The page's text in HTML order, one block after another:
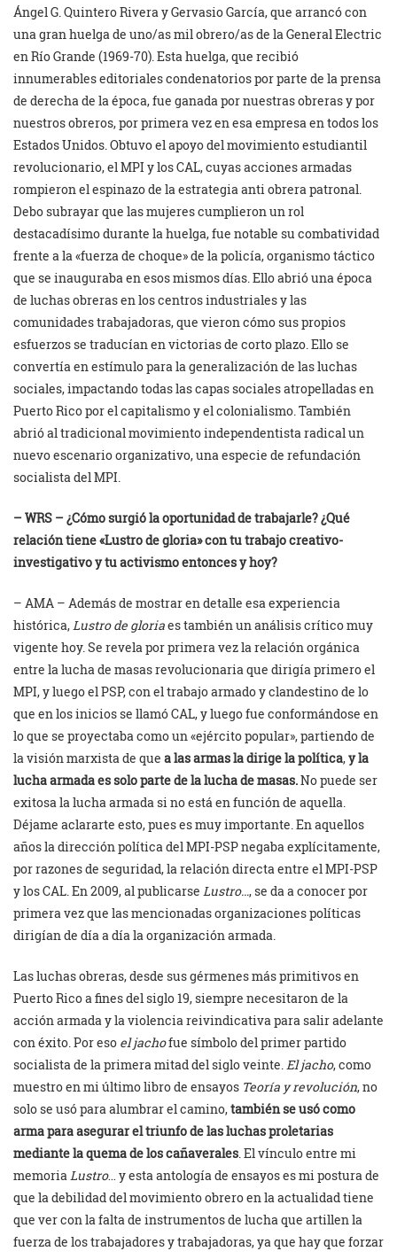
Ángel G. Quintero Rivera y Gervasio García, que arrancó con
una gran huelga de uno/as mil obrero/as de la General Electric
en Río Grande (1969-70). Esta huelga, que recibió
innumerables editoriales condenatorios por parte de la prensa
de derecha de la época, fue ganada por nuestras obreras y por
nuestros obreros, por primera vez en esa empresa en todos los
Estados Unidos. Obtuvo el apoyo del movimiento estudiantil
revolucionario, el MPI y los CAL, cuyas acciones armadas
rompieron el espinazo de la estrategia anti obrera patronal.
Debo subrayar que las mujeres cumplieron un rol
destacadísimo durante la huelga, fue notable su combatividad
frente a la «fuerza de choque» de la policía, organismo táctico
que se inauguraba en esos mismos días. Ello abrió una época
de luchas obreras en los centros industriales y las
comunidades trabajadoras, que vieron cómo sus propios
esfuerzos se traducían en victorias de corto plazo. Ello se
convertía en estímulo para la generalización de las luchas
sociales, impactando todas las capas sociales atropelladas en
Puerto Rico por el capitalismo y el colonialismo. También
abrió al tradicional movimiento independentista radical un
nuevo escenario organizativo, una especie de refundación
socialista del MPI.
– WRS – ¿Cómo surgió la oportunidad de trabajarle? ¿Qué
relación tiene «Lustro de gloria» con tu trabajo creativo-
investigativo y tu activismo entonces y hoy?
– AMA – Además de mostrar en detalle esa experiencia
histórica, Lustro de gloriaes también un análisis crítico muy
vigente hoy. Se revela por primera vez la relación orgánica
entre la lucha de masas revolucionaria que dirigía primero el
MPI, y luego el PSP, con el trabajo armado y clandestino de lo
que en los inicios se llamó CAL, y luego fue conformándose en
lo que se proyectaba como un «ejército popular», partiendo de
la visión marxista de que a las armas la dirige la política,y la
lucha armada es solo parte de la lucha de masas.No puede ser
exitosa la lucha armada si no está en función de aquella.
Déjame aclararte esto, pues es muy importante. En aquellos
años la dirección política del MPI-PSP negaba explícitamente,
por razones de seguridad, la relación directa entre el MPI-PSP
y los CAL. En 2009, al publicarse Lustro…, se da a conocer por
primera vez que las mencionadas organizaciones políticas
dirigían de día a día la organización armada.
Las luchas obreras, desde sus gérmenes más primitivos en
Puerto Rico a fines del siglo 19, siempre necesitaron de la
acción armada y la violencia reivindicativa para salir adelante
con éxito. Por eso el jachofue símbolo del primer partido
socialista de la primera mitad del siglo veinte. El jacho, como
muestro en mi último libro de ensayos Teoría y revolución, no
solo se usó para alumbrar el camino,también se usó como
arma para asegurar el triunfo de las luchas proletarias
mediante la quema de los cañaverales . El vínculo entre mi
memoria Lustro… y esta antología de ensayos es mi postura de
que la debilidad del movimiento obrero en la actualidad tiene
que ver con la falta de instrumentos de lucha que artillen la
fuerza de los trabajadores y trabajadoras, ya que hay que forzar